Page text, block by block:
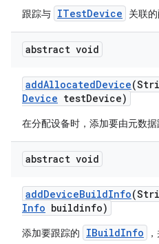
跟踪与 ITestDevice 关联
abstract void
addAllocatedDevice
Device testDevice)
在分配设备时，添加要由元数据
abstract void
addDeviceBuildInfo
Info buildinfo)
添加要跟踪的 IBuildInfo